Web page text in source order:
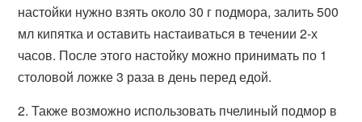
настойки нужно взять около 30 г подмора, залить 500
мл кипятка и оставить настаиваться в течении 2-х
часов. После этого настойку можно принимать по 1
столовой ложке 3 раза в день перед едой.
2. Также возможно использовать пчелиный подмор в